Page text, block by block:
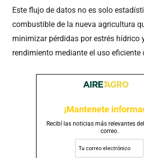
Este flujo de datos no es solo
combustible de la nueva agricultura
minimizar pérdidas por estrés hídrico
rendimiento mediante el uso eficiente
¡Mantenete
Recibí las noticias más relevantes
correo.